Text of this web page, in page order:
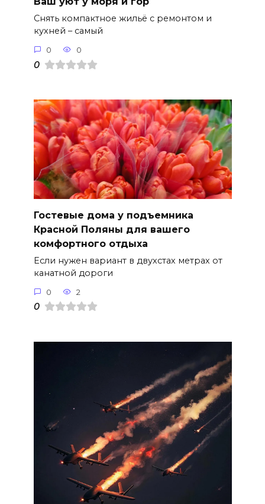
Снять компактное жильё с ремонтом и
кухней – самый
0 0
0
Гостевые дома у подъемника
Красной Поляны для вашего
комфортного отдыха
Если нужен вариант в двухстах метрах от
канатной дороги
0 2
0